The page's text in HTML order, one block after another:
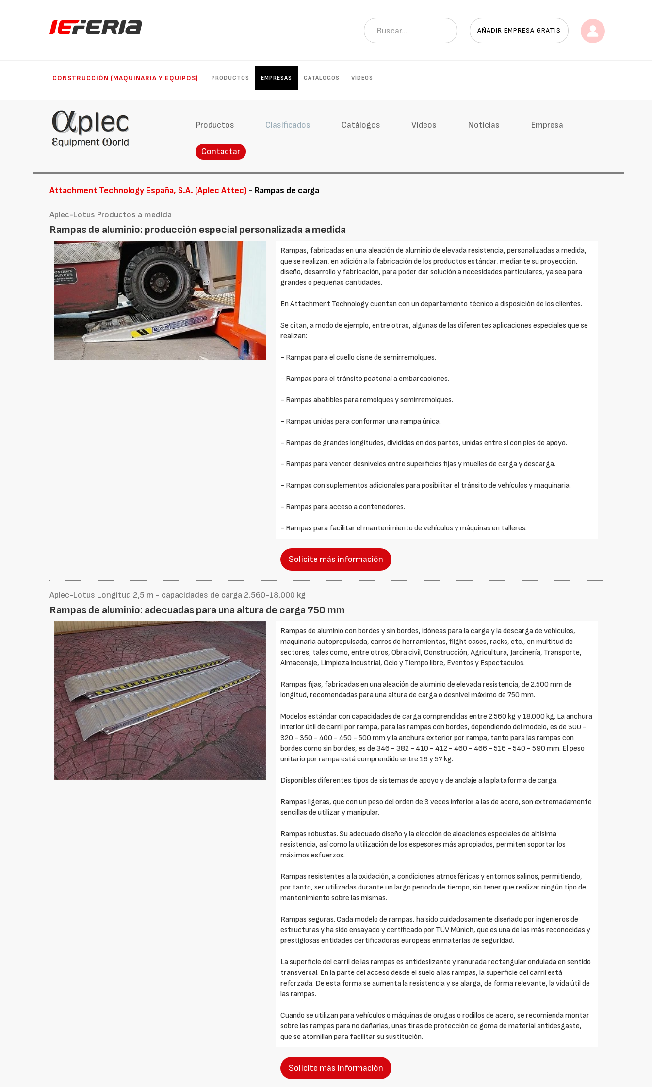
AÑADIR EMPRESA GRATIS
CONSTRUCCIÓN (MAQUINARIA Y EQUIPOS) PRODUCTOS EMPRESAS CATÁLOGOS VÍDEOS
Productos Clasificados Catálogos Vídeos Noticias Empresa
Contactar
Attachment Technology España, S.A. (Aplec Attec) - Rampas de carga
Aplec-Lotus Productos a medida
Rampas de aluminio: producción especial personalizada a medida
Rampas, fabricadas en una aleación de aluminio de elevada resistencia, personalizadas a medida,
que se realizan, en adición a la fabricación de los productos estándar, mediante su proyección,
diseño, desarrollo y fabricación, para poder dar solución a necesidades particulares, ya sea para
grandes o pequeñas cantidades.
En Attachment Technology cuentan con un departamento técnico a disposición de los clientes.
Se citan, a modo de ejemplo, entre otras, algunas de las diferentes aplicaciones especiales que se
realizan:
- Rampas para el cuello cisne de semirremolques.
- Rampas para el tránsito peatonal a embarcaciones.
- Rampas abatibles para remolques y semirremolques.
- Rampas unidas para conformar una rampa única.
- Rampas de grandes longitudes, divididas en dos partes, unidas entre sí con pies de apoyo.
- Rampas para vencer desniveles entre superficies fijas y muelles de carga y descarga.
- Rampas con suplementos adicionales para posibilitar el tránsito de vehículos y maquinaria.
- Rampas para acceso a contenedores.
- Rampas para facilitar el mantenimiento de vehículos y máquinas en talleres.
Solicite más información
Aplec-Lotus Longitud 2,5 m - capacidades de carga 2.560-18.000 kg
Rampas de aluminio: adecuadas para una altura de carga 750 mm
Rampas de aluminio con bordes y sin bordes, idóneas para la carga y la descarga de vehículos,
maquinaria autopropulsada, carros de herramientas, flight cases, racks, etc., en multitud de
sectores, tales como, entre otros, Obra civil, Construcción, Agricultura, Jardinería, Transporte,
Almacenaje, Limpieza industrial, Ocio y Tiempo libre, Eventos y Espectáculos.
Rampas fijas, fabricadas en una aleación de aluminio de elevada resistencia, de 2.500 mm de
longitud, recomendadas para una altura de carga o desnivel máximo de 750 mm.
Modelos estándar con capacidades de carga comprendidas entre 2.560 kg y 18.000 kg. La anchura
interior útil de carril por rampa, para las rampas con bordes, dependiendo del modelo, es de 300 -
320 - 350 - 400 - 450 - 500 mm y la anchura exterior por rampa, tanto para las rampas con
bordes como sin bordes, es de 346 - 382 - 410 - 412 - 460 - 466 - 516 - 540 - 590 mm. El peso
unitario por rampa está comprendido entre 16 y 57 kg.
Disponibles diferentes tipos de sistemas de apoyo y de anclaje a la plataforma de carga.
Rampas ligeras, que con un peso del orden de 3 veces inferior a las de acero, son extremadamente
sencillas de utilizar y manipular.
Rampas robustas. Su adecuado diseño y la elección de aleaciones especiales de altísima
resistencia, así como la utilización de los espesores más apropiados, permiten soportar los
máximos esfuerzos.
Rampas resistentes a la oxidación, a condiciones atmosféricas y entornos salinos, permitiendo,
por tanto, ser utilizadas durante un largo período de tiempo, sin tener que realizar ningún tipo de
mantenimiento sobre las mismas.
Rampas seguras. Cada modelo de rampas, ha sido cuidadosamente diseñado por ingenieros de
estructuras y ha sido ensayado y certificado por TÜV Múnich, que es una de las más reconocidas y
prestigiosas entidades certificadoras europeas en materias de seguridad.
La superficie del carril de las rampas es antideslizante y ranurada rectangular ondulada en sentido
transversal. En la parte del acceso desde el suelo a las rampas, la superficie del carril está
reforzada. De esta forma se aumenta la resistencia y se alarga, de forma relevante, la vida útil de
las rampas.
Cuando se utilizan para vehículos o máquinas de orugas o rodillos de acero, se recomienda montar
sobre las rampas para no dañarlas, unas tiras de protección de goma de material antidesgaste,
que se atornillan para facilitar su sustitución.
Solicite más información